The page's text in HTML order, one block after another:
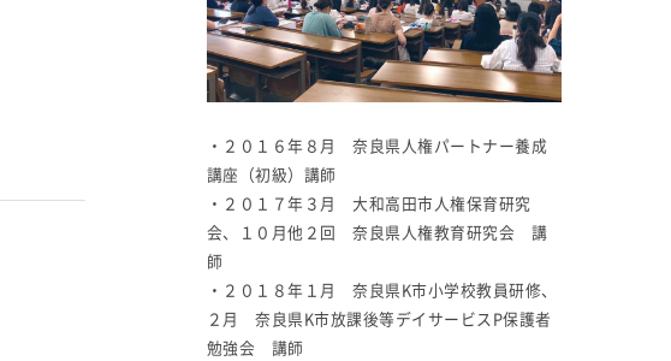
・２０１６年８月 奈良県人権パートナー養成
講座（初級）講師
・２０１７年３月 大和高田市人権保育研究
会、１０月他２回 奈良県人権教育研究会 講
師
・２０１８年１月 奈良県K市小学校教員研修、
２月 奈良県K市放課後等デイサービスP保護者
勉強会 講師